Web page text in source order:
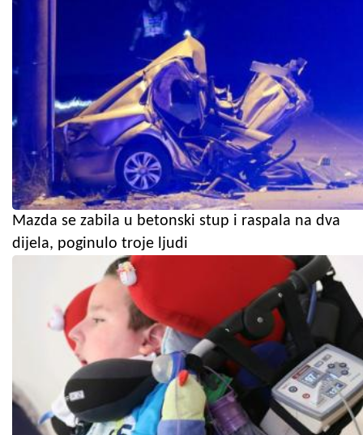
Mazda se zabila u betonski stup i raspala na dva
dijela, poginulo troje ljudi